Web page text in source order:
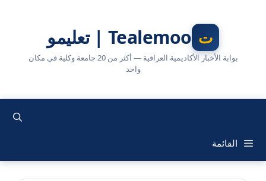
Tealemoo | تعليمو
بوابة الأخبار الأكاديمية العراقية — أكثر من 20 جامعة وكلية في مكان
واحد
القائمة